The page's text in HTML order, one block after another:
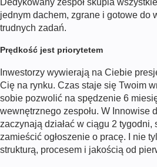
jednym dachem, zgrane i gotowe do
trudnych zadań.
Prędkość jest priorytetem
Inwestorzy wywierają na Ciebie
Cię na rynku. Czas staje się Twoim
sobie pozwolić na spędzenie 6
wewnętrznego zespołu. W Innowise
zaczynają działać w ciągu 2
zamieścić ogłoszenie o pracę. I nie
strukturą, procesem i jakością od